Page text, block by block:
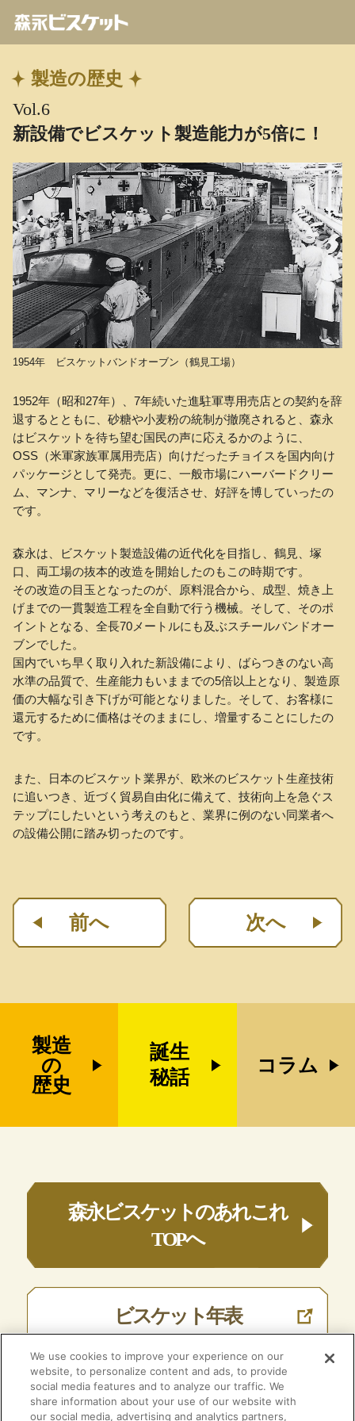
製造の歴史
Vol.6
新設備でビスケット製造能力が5倍に！
1954年 ビスケットバンドオーブン（鶴見工場）
1952年（昭和27年）、7年続いた進駐軍専用売店との契約を辞
退するとともに、砂糖や小麦粉の統制が撤廃されると、森永
はビスケットを待ち望む国民の声に応えるかのように、
OSS（米軍家族軍属用売店）向けだったチョイスを国内向け
パッケージとして発売。更に、一般市場にハーバードクリー
ム、マンナ、マリーなどを復活させ、好評を博していったの
です。
森永は、ビスケット製造設備の近代化を目指し、鶴見、塚
口、両工場の抜本的改造を開始したのもこの時期です。
その改造の目玉となったのが、原料混合から、成型、焼き上
げまでの一貫製造工程を全自動で行う機械。そして、そのポ
イントとなる、全長70メートルにも及ぶスチールバンドオー
ブンでした。
国内でいち早く取り入れた新設備により、ばらつきのない高
水準の品質で、生産能力もいままでの5倍以上となり、製造原
価の大幅な引き下げが可能となりました。そして、お客様に
還元するために価格はそのままにし、増量することにしたの
です。
また、日本のビスケット業界が、欧米のビスケット生産技術
に追いつき、近づく貿易自由化に備えて、技術向上を急ぐス
テップにしたいという考えのもと、業界に例のない同業者へ
の設備公開に踏み切ったのです。
前へ 次へ
製造
の
歴史
誕生
秘話
コラム
森永ビスケットのあれこれ
TOPへ
ビスケット年表
森永ビスケット
We use cookies to improve your experience on our
website, to personalize content and ads, to provide
social media features and to analyze our traffic. We
share information about your use of our website with
our social media, advertising and analytics partners,